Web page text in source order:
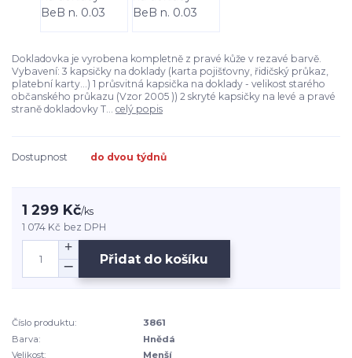
Dokladovka je vyrobena kompletně z pravé kůže v rezavé barvě.
Vybavení: 3 kapsičky na doklady (karta pojišťovny, řidičský průkaz,
platební karty...) 1 průsvitná kapsička na doklady - velikost starého
občanského průkazu (Vzor 2005 )) 2 skryté kapsičky na levé a pravé
straně dokladovky T... celý popis
Dostupnost do dvou týdnů
1 299 Kč/ks
1 074 Kč bez DPH
Přidat do košíku
Číslo produktu:
3861
Barva:
Hnědá
Velikost:
Menší